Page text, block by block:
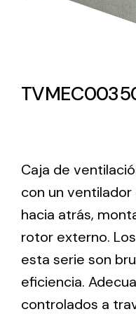
Lighting and
material for each
Ventilación
Amplia gama de
ventilación
Caja de
con un
hacia atrás,
rotor externo.
esta serie son
eficiencia.
controlados a